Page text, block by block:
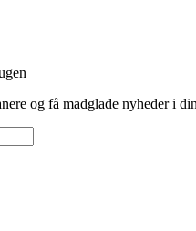
og få madglade nyheder i